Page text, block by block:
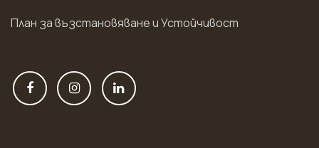
План за възстановяване и Устойчивост